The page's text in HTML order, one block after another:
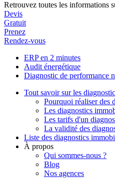
Retrouvez toutes les informations
Devis
Gratuit
Prenez
Rendez-vous
ERP en 2 minutes
Audit énergétique
Diagnostic de performance
Tout savoir sur les
Pourquoi réaliser des
Les diagnostics
Les tarifs d'un
La validité des
Liste des diagnostics
À propos
Qui sommes-nous ?
Blog
Nos agences